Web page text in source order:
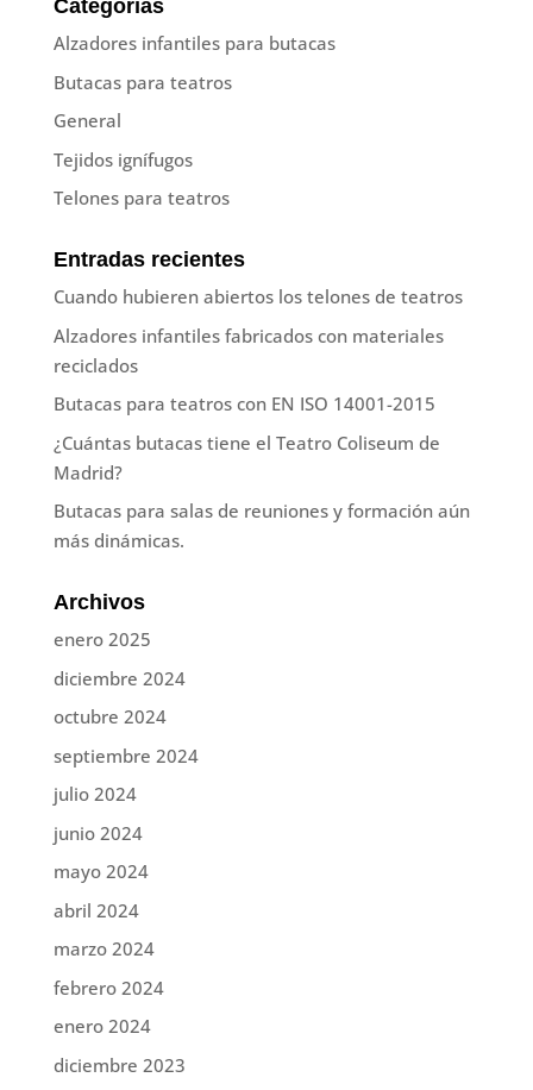
Categorías
Alzadores infantiles para butacas
Butacas para teatros
General
Tejidos ignífugos
Telones para teatros
Entradas recientes
Cuando hubieren abiertos los telones de teatros
Alzadores infantiles fabricados con materiales
reciclados
Butacas para teatros con EN ISO 14001-2015
¿Cuántas butacas tiene el Teatro Coliseum de
Madrid?
Butacas para salas de reuniones y formación aún
más dinámicas.
Archivos
enero 2025
diciembre 2024
octubre 2024
septiembre 2024
julio 2024
junio 2024
mayo 2024
abril 2024
marzo 2024
febrero 2024
enero 2024
diciembre 2023